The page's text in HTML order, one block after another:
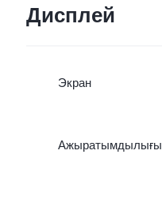
Дисплей
Экран
Ажыратымдылығы